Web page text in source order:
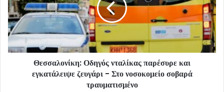
Θεσσαλονίκη: Οδηγός νταλίκας παρέσυρε και
εγκατάλειψε ζευγάρι - Στο νοσοκομείο σοβαρά
τραυματισμένο